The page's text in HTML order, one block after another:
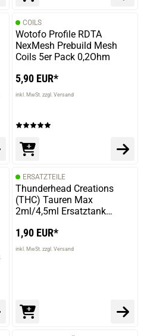
COILS
Wotofo Profile RDTA
NexMesh Prebuild Mesh
Coils 5er Pack 0,2Ohm
5,90 EUR*
inkl. MwSt. zzgl. Versand
ERSATZTEILE
Thunderhead Creations
(THC) Tauren Max
2ml/4,5ml Ersatztank
1,90 EUR*
inkl. MwSt. zzgl. Versand